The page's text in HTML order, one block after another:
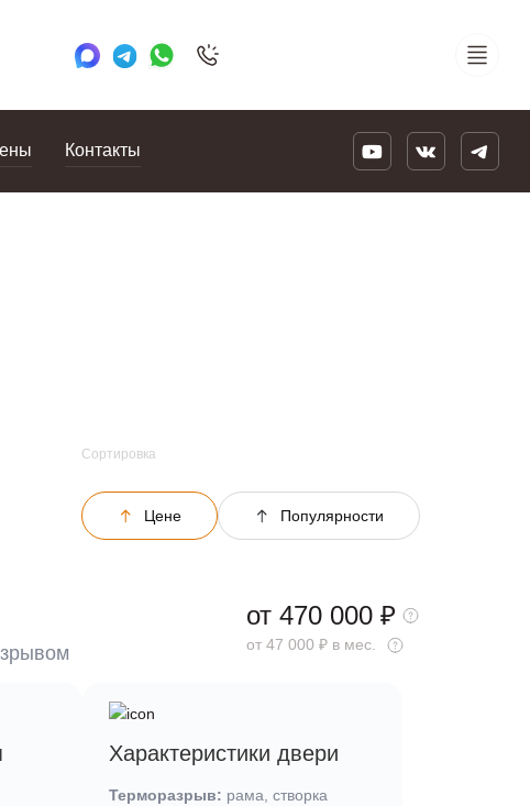
Контакты
Сортировка
Цене Популярности
Характеристики двери
Терморазрыв: рама, створка
от 470 000 ₽
от 47 000 ₽ в мес.